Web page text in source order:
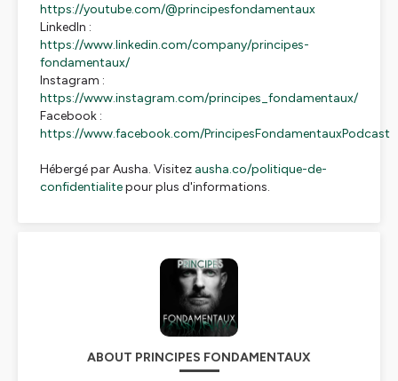
https://youtube.com/@principesfondamentaux
LinkedIn :
https://www.linkedin.com/company/principes-
fondamentaux/
Instagram :
https://www.instagram.com/principes_fondamentaux/
Facebook :
https://www.facebook.com/PrincipesFondamentauxPodcast
Hébergé par Ausha. Visitez ausha.co/politique-de-
confidentialitepour plus d'informations.
ABOUT PRINCIPES FONDAMENTAUX